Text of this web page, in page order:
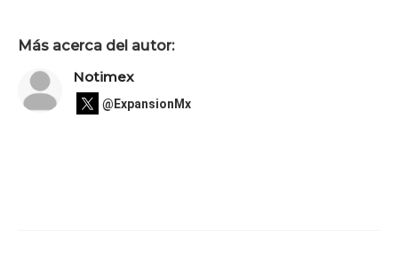
Más acerca del autor:
Notimex
@ExpansionMx